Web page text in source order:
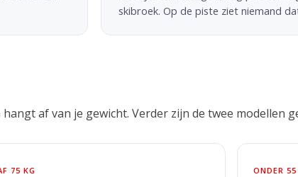
skibroek. Op de piste ziet niemand
af van je gewicht. Verder zijn de twee modellen
75 KG ONDER 55